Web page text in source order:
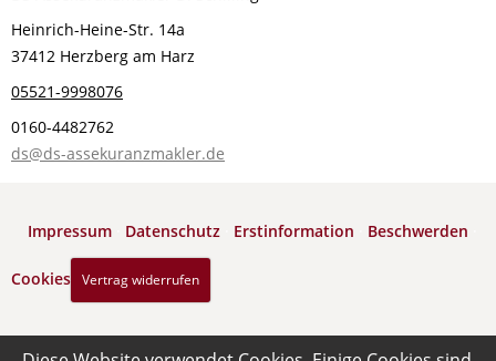
Heinrich-Heine-Str. 14a
37412 Herzberg am Harz
05521-9998076
0160-4482762
ds@ds-assekuranzmakler.de
Impressum Datenschutz Erstinformation Beschwerden
Cookies Vertrag widerrufen